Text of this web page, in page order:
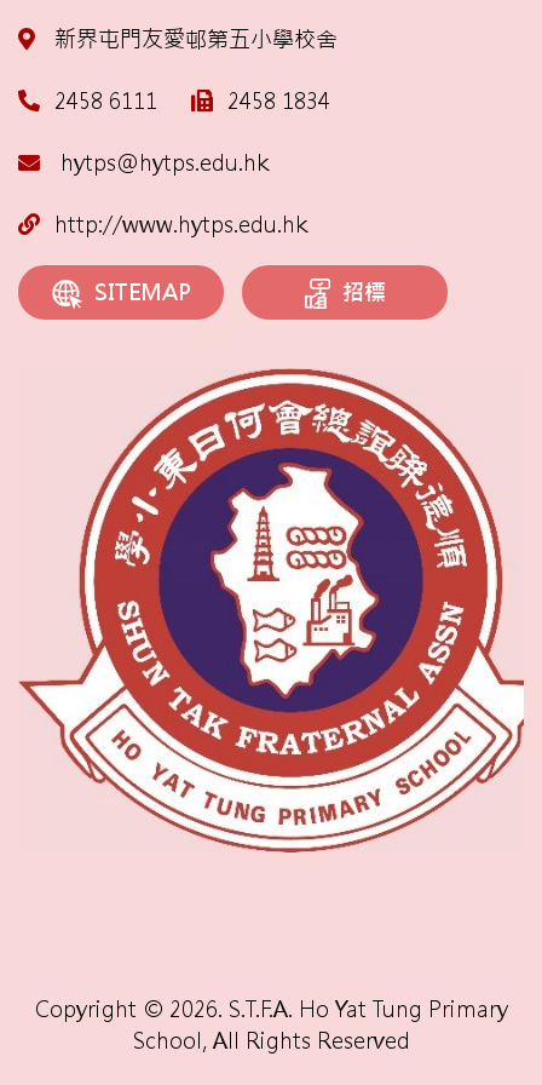
新界屯門友愛邨第五小學校舍
2458 6111 2458 1834
hytps@hytps.edu.hk
http://www.hytps.edu.hk
SITEMAP 招標
Copyright © 2026. S.T.F.A. Ho Yat Tung Primary
School, All Rights Reserved